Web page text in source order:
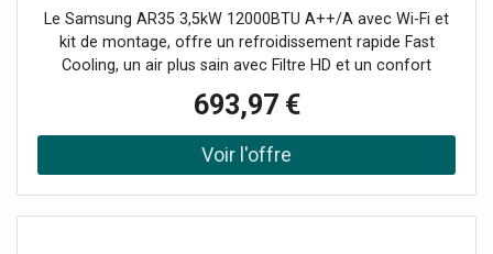
Le Samsung AR35 3,5kW 12000BTU A++/A avec Wi-Fi et
kit de montage, offre un refroidissement rapide Fast
Cooling, un air plus sain avec Filtre HD et un confort
SmartThings et commandes vocales. Le kit comprend : 1
unité extérieure 12000BTU (AR40H12C1AMXEU) 1 unité
intérieure 12000BTU (AR40H12C1AMNEU) 1
télécommande standard infrarouge 1 kit d'installation
693,97 €